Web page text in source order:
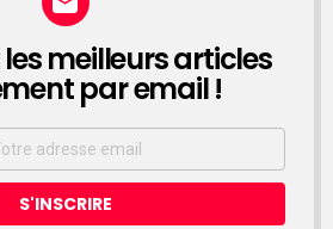
meilleurs articles
par email !